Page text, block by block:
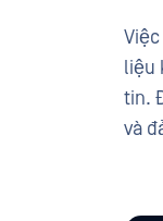
liệu
tin.
và